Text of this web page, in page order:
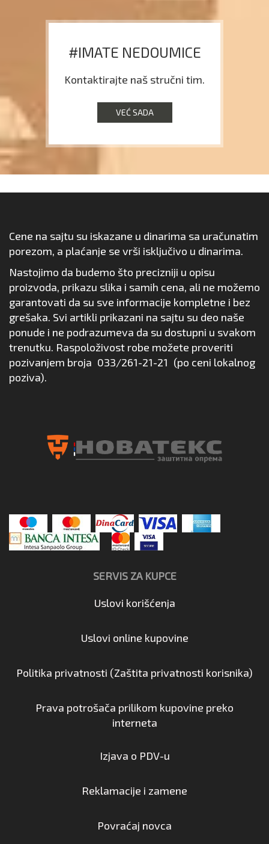
#IMATE NEDOUMICE
Kontaktirajte naš stručni tim.
VEĆ SADA
Cene na sajtu su iskazane u dinarima sa uračunatim
porezom, a plaćanje se vrši isključivo u dinarima.
Nastojimo da budemo što precizniji u opisu
proizvoda, prikazu slika i samih cena, ali ne možemo
garantovati da su sve informacije kompletne i bez
grešaka. Svi artikli prikazani na sajtu su deo naše
ponude i ne podrazumeva da su dostupni u svakom
trenutku. Raspoloživost robe možete proveriti
pozivanjem broja 033/261-21-21 (po ceni lokalnog
poziva).
SERVIS ZA KUPCE
Uslovi korišćenja
Uslovi online kupovine
Politika privatnosti (Zaštita privatnosti korisnika)
Prava potrošača prilikom kupovine preko
interneta
Izjava o PDV-u
Reklamacije i zamene
Povraćaj novca